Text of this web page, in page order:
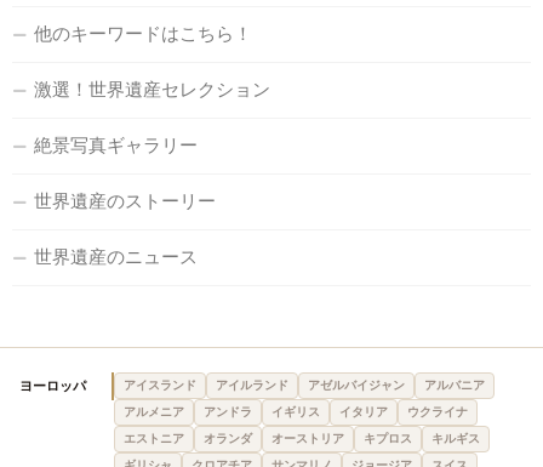
他のキーワードはこちら！
激選！世界遺産セレクション
絶景写真ギャラリー
世界遺産のストーリー
世界遺産のニュース
ヨーロッパ アイスランド アイルランド アゼルバイジャン
アルバニア
アルメニア
アンドラ イギリス イタリア
ウクライナ
エストニア
オランダ オーストリア キプロス
キルギス